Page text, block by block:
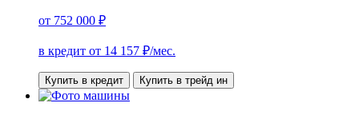
от 752 000 ₽
в кредит от 14 157 ₽/мес.
Купить в кредит Купить в трейд ин